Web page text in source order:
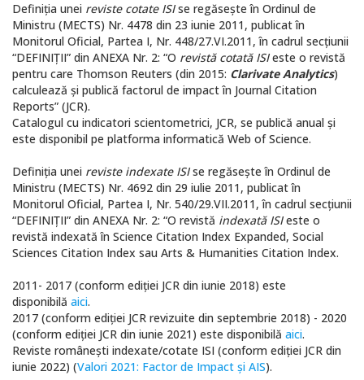
Definiţia unei reviste cotate ISIse regăseşte în Ordinul de
Ministru (MECTS) Nr. 4478 din 23 iunie 2011, publicat în
Monitorul Oficial, Partea I, Nr. 448/27.VI.2011, în cadrul secţiunii
“DEFINIŢII” din ANEXA Nr. 2: “O revistă cotată ISIeste o revistă
pentru care Thomson Reuters (din 2015: Clarivate Analytics)
calculează şi publică factorul de impact în Journal Citation
Reports” (JCR).
Catalogul cu indicatori scientometrici, JCR, se publică anual şi
este disponibil pe platforma informatică Web of Science.
Definiţia unei reviste indexate ISIse regăseşte în Ordinul de
Ministru (MECTS) Nr. 4692 din 29 iulie 2011, publicat în
Monitorul Oficial, Partea I, Nr. 540/29.VII.2011, în cadrul secţiunii
“DEFINIŢII” din ANEXA Nr. 2: “O revistă indexată ISIeste o
revistă indexată în Science Citation Index Expanded, Social
Sciences Citation Index sau Arts & Humanities Citation Index.
2011- 2017 (conform ediţiei JCR din iunie 2018) este
disponibilă aici.
2017 (conform ediţiei JCR revizuite din septembrie 2018) - 2020
(conform ediţiei JCR din iunie 2021) este disponibilă aici.
Reviste româneşti indexate/cotate ISI (conform ediţiei JCR din
iunie 2022) (Valori 2021: Factor de Impact şi AIS).